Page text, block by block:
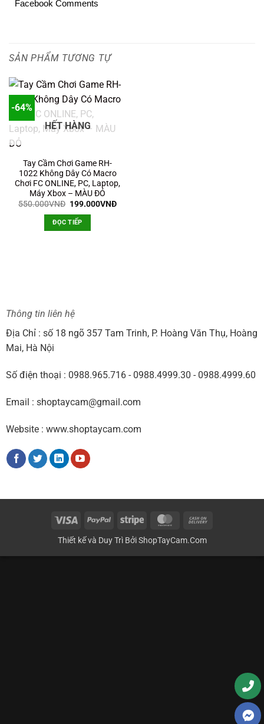
Facebook Comments
SẢN PHẨM TƯƠNG TỰ
-64%
HẾT HÀNG
Tay Cầm Chơi Game RH-
1022 Không Dây Có Macro
Chơi FC ONLINE, PC, Laptop,
Máy Xbox – MÀU ĐỎ
550.000VNĐ Giá
là:
550.000VNĐ.
199.000VNĐGiá
ĐỌC TIẾP
Thông tin liên hệ
Địa Chỉ : số 18 ngõ 357 Tam Trinh, P. Hoàng Văn Thụ, Hoàng
Mai, Hà Nội
Số điện thoại : 0988.965.716 - 0988.4999.30 - 0988.4999.60
Email : shoptaycam@gmail.com
Website : www.shoptaycam.com
Visa PayPal Stripe MasterCard
Thiết kế và Duy Trì BởiShopTayCam.Com